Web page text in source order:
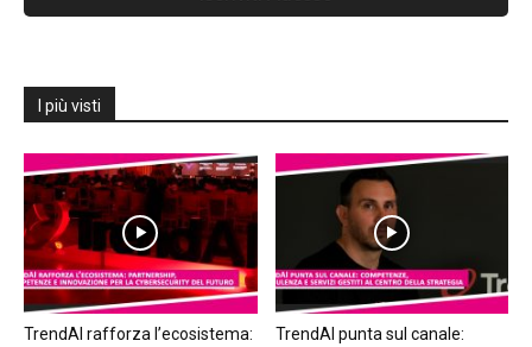
I più visti
TrendAI rafforza l’ecosistema:
TrendAI punta sul canale: